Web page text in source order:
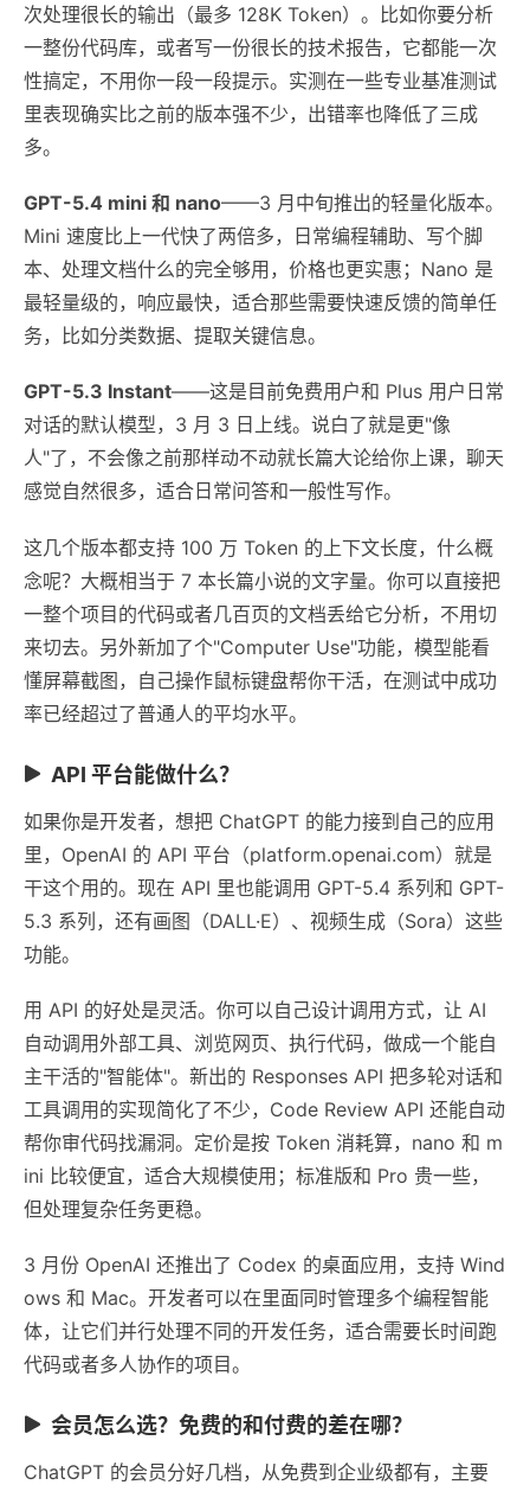
次处理很长的输出（最多 128K Token）。比如你要分析
一整份代码库，或者写一份很长的技术报告，它都能一次
性搞定，不用你一段一段提示。实测在一些专业基准测试
里表现确实比之前的版本强不少，出错率也降低了三成
多。
GPT-5.4 mini 和 nano——3 月中旬推出的轻量化版本。
Mini 速度比上一代快了两倍多，日常编程辅助、写个脚
本、处理文档什么的完全够用，价格也更实惠；Nano 是
最轻量级的，响应最快，适合那些需要快速反馈的简单任
务，比如分类数据、提取关键信息。
GPT-5.3 Instant——这是目前免费用户和 Plus 用户日常
对话的默认模型，3 月 3 日上线。说白了就是更"像
人"了，不会像之前那样动不动就长篇大论给你上课，聊天
感觉自然很多，适合日常问答和一般性写作。
这几个版本都支持 100 万 Token 的上下文长度，什么概
念呢？大概相当于 7 本长篇小说的文字量。你可以直接把
一整个项目的代码或者几百页的文档丢给它分析，不用切
来切去。另外新加了个"Computer Use"功能，模型能看
懂屏幕截图，自己操作鼠标键盘帮你干活，在测试中成功
率已经超过了普通人的平均水平。
API 平台能做什么？
如果你是开发者，想把 ChatGPT 的能力接到自己的应用
里，OpenAI 的 API 平台（platform.openai.com）就是
干这个用的。现在 API 里也能调用 GPT-5.4 系列和 GPT-
5.3 系列，还有画图（DALL·E）、视频生成（Sora）这些
功能。
用 API 的好处是灵活。你可以自己设计调用方式，让 AI
自动调用外部工具、浏览网页、执行代码，做成一个能自
主干活的"智能体"。新出的 Responses API 把多轮对话和
工具调用的实现简化了不少，Code Review API 还能自动
帮你审代码找漏洞。定价是按 Token 消耗算，nano 和 m
ini 比较便宜，适合大规模使用；标准版和 Pro 贵一些，
但处理复杂任务更稳。
3 月份 OpenAI 还推出了 Codex 的桌面应用，支持 Wind
ows 和 Mac。开发者可以在里面同时管理多个编程智能
体，让它们并行处理不同的开发任务，适合需要长时间跑
代码或者多人协作的项目。
会员怎么选？免费的和付费的差在哪？
ChatGPT 的会员分好几档，从免费到企业级都有，主要